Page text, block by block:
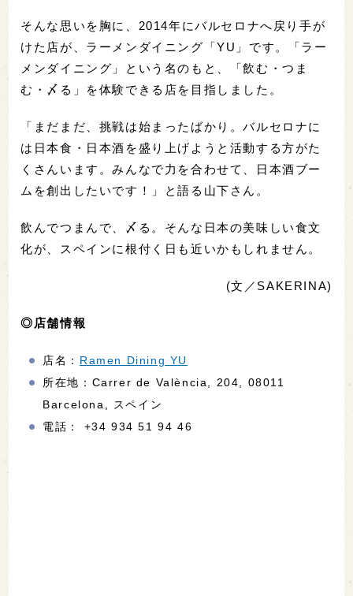
そんな思いを胸に、2014年にバルセロナへ戻り手が
けた店が、ラーメンダイニング「YU」です。「ラー
メンダイニング」という名のもと、「飲む・つま
む・〆る」を体験できる店を目指しました。
「まだまだ、挑戦は始まったばかり。バルセロナに
は日本食・日本酒を盛り上げようと活動する方がた
くさんいます。みんなで力を合わせて、日本酒ブー
ムを創出したいです！」と語る山下さん。
飲んでつまんで、〆る。そんな日本の美味しい食文
化が、スペインに根付く日も近いかもしれません。
(文／SAKERINA)
◎店舗情報
店名： Ramen Dining YU
所在地：Carrer de València, 204, 08011
Barcelona, スペイン
電話： +34 934 51 94 46